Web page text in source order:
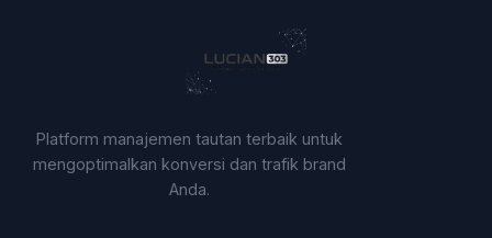
Platform manajemen tautan terbaik untuk
mengoptimalkan konversi dan trafik brand
Anda.